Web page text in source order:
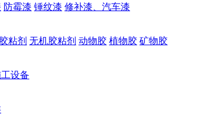
防霉漆 锤纹漆 修补漆、汽车漆
粘剂 无机胶粘剂 动物胶 植物胶 矿物胶
设备